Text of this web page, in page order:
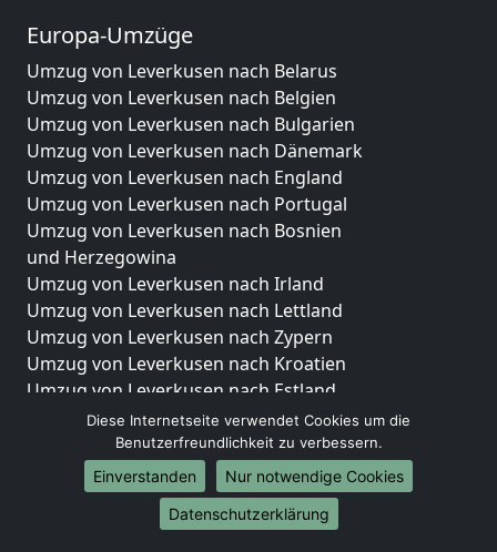
Europa-Umzüge
Umzug von Leverkusen nach Belarus
Umzug von Leverkusen nach Belgien
Umzug von Leverkusen nach Bulgarien
Umzug von Leverkusen nach Dänemark
Umzug von Leverkusen nach England
Umzug von Leverkusen nach Portugal
Umzug von Leverkusen nach Bosnien
und Herzegowina
Umzug von Leverkusen nach Irland
Umzug von Leverkusen nach Lettland
Umzug von Leverkusen nach Zypern
Umzug von Leverkusen nach Kroatien
Umzug von Leverkusen nach Estland
Umzug von Leverkusen nach Finnland
Umzug von Leverkusen nach Frankreich
Umzug von Leverkusen nach Griechenland
Umzug von Leverkusen nach Italien
Umzug von Leverkusen nach Liechtenstein
Diese Internetseite verwendet Cookies um die
Benutzerfreundlichkeit zu verbessern.
Einverstanden
Nur notwendige Cookies
Datenschutzerklärung